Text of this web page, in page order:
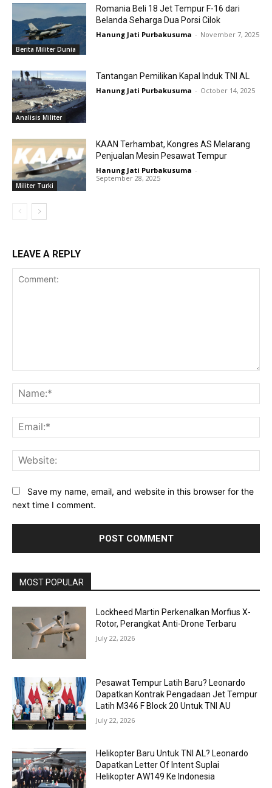
Berita Militer Dunia
Romania Beli 18 Jet Tempur F-16 dari
Belanda Seharga Dua Porsi Cilok
Hanung Jati Purbakusuma - November 7, 2025
Analisis Militer
Tantangan Pemilikan Kapal Induk TNI AL
Hanung Jati Purbakusuma - October 14, 2025
Militer Turki
KAAN Terhambat, Kongres AS Melarang
Penjualan Mesin Pesawat Tempur
Hanung Jati Purbakusuma -
September 28, 2025
LEAVE A REPLY
Save my name, email, and website in this browser for the
next time I comment.
MOST POPULAR
Lockheed Martin Perkenalkan Morfius X-
Rotor, Perangkat Anti-Drone Terbaru
July 22, 2026
Pesawat Tempur Latih Baru? Leonardo
Dapatkan Kontrak Pengadaan Jet Tempur
Latih M346 F Block 20 Untuk TNI AU
July 22, 2026
Helikopter Baru Untuk TNI AL? Leonardo
Dapatkan Letter Of Intent Suplai
Helikopter AW149 Ke Indonesia